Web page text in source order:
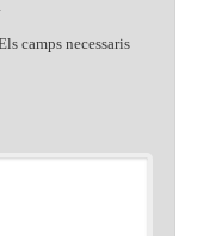
camps necessaris